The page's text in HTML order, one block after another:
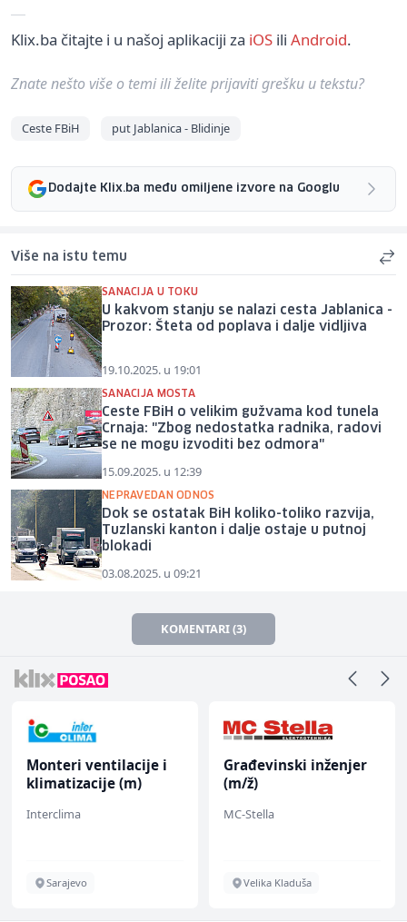
Klix.ba čitajte i u našoj aplikaciji za iOS ili Android.
Znate nešto više o temi ili želite prijaviti grešku u tekstu?
Ceste FBiH put Jablanica - Blidinje
Dodajte Klix.ba među omiljene izvore na Googlu
Više na istu temu
SANACIJA U TOKU
U kakvom stanju se nalazi cesta Jablanica -
Prozor: Šteta od poplava i dalje vidljiva
19.10.2025. u 19:01
SANACIJA MOSTA
Ceste FBiH o velikim gužvama kod tunela
Crnaja: "Zbog nedostatka radnika, radovi
se ne mogu izvoditi bez odmora"
15.09.2025. u 12:39
NEPRAVEDAN ODNOS
Dok se ostatak BiH koliko-toliko razvija,
Tuzlanski kanton i dalje ostaje u putnoj
blokadi
03.08.2025. u 09:21
KOMENTARI (3)
Monteri ventilacije i
klimatizacije (m)
Interclima
Sarajevo
Građevinski inženjer
(m/ž)
MC-Stella
Velika Kladuša